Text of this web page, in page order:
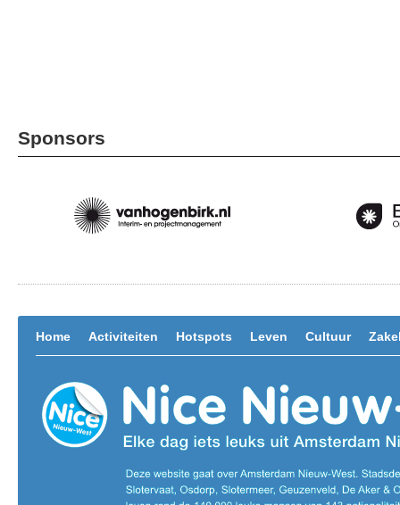
Sponsors
Home Activiteiten Hotspots Leven Cultuur